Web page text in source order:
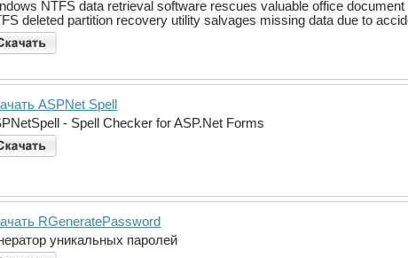
NTFS data retrieval software rescues valuable office
deleted partition recovery utility salvages missing data due to
ASPNet Spell
- Spell Checker for ASP.Net Forms
RGeneratePassword
уникальных паролей